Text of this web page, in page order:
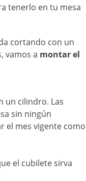
tenerlo en tu mesa
cortando con un
vamos a montar el
un cilindro. Las
sin ningún
el mes vigente como
el cubilete sirva